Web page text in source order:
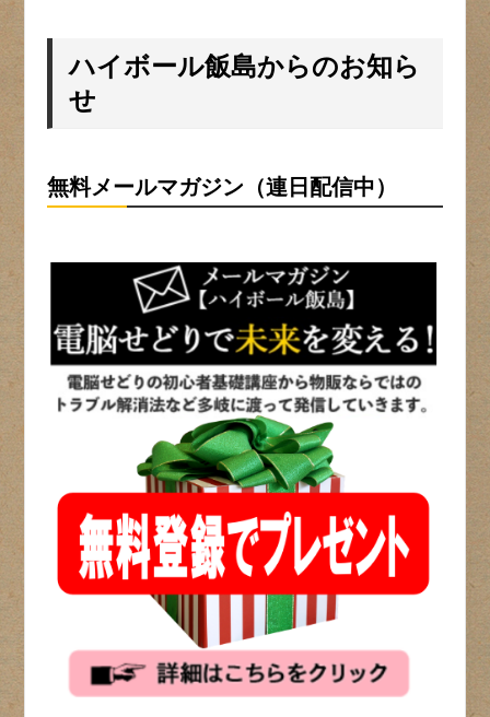
ハイボール飯島からのお知ら
せ
無料メールマガジン（連日配信中）